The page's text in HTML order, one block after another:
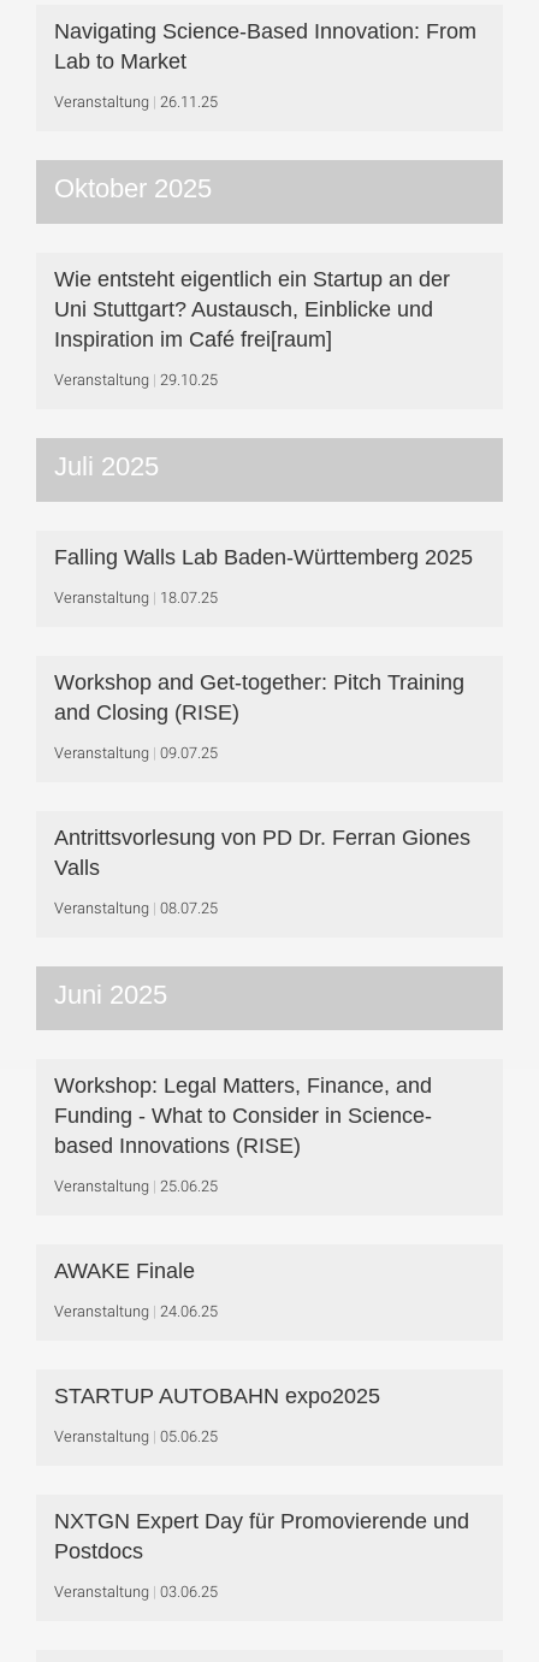
Navigating Science-Based Innovation: From
Lab to Market
Veranstaltung 26.11.25
Oktober 2025
Wie entsteht eigentlich ein Startup an der
Uni Stuttgart? Austausch, Einblicke und
Inspiration im Café frei[raum]
Veranstaltung 29.10.25
Juli 2025
Falling Walls Lab Baden-Württemberg 2025
Veranstaltung 18.07.25
Workshop and Get-together: Pitch Training
and Closing (RISE)
Veranstaltung 09.07.25
Antrittsvorlesung von PD Dr. Ferran Giones
Valls
Veranstaltung 08.07.25
Juni 2025
Workshop: Legal Matters, Finance, and
Funding - What to Consider in Science-
based Innovations (RISE)
Veranstaltung 25.06.25
AWAKE Finale
Veranstaltung 24.06.25
STARTUP AUTOBAHN expo2025
Veranstaltung 05.06.25
NXTGN Expert Day für Promovierende und
Postdocs
Veranstaltung 03.06.25